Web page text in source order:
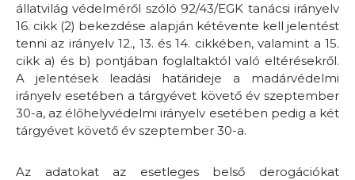
állatvilág védelméről szóló 92/43/EGK tanácsi irányelv
16. cikk (2) bekezdése alapján kétévente kell jelentést
tenni az irányelv 12., 13. és 14. cikkében, valamint a 15.
cikk a) és b) pontjában foglaltaktól való eltérésekről.
A jelentések leadási határideje a madárvédelmi
irányelv esetében a tárgyévet követő év szeptember
30-a, az élőhelyvédelmi irányelv esetében pedig a két
tárgyévet követő év szeptember 30-a.
Az adatokat az esetleges belső derogációkat